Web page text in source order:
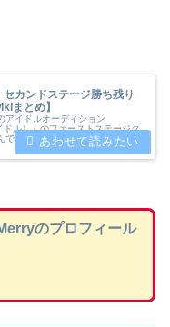
セカンドステージ勝ち残り
まとめ】
アイドルオーディション
ドル）」のファーストステージタ
でセカンドステージ進出を決めた
補についてプロフィールや参加
まとめました。
のプロフィール